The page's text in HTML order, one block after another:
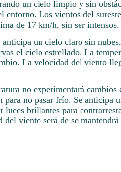
un cielo limpio y sin
entorno. Los vientos del
de 17 km/h, sin ser intensos.
un cielo claro sin
el cielo estrellado. La
La velocidad del viento
no experimentará cambios
no pasar frío. Se anticipa
luces brillantes para
viento será de se